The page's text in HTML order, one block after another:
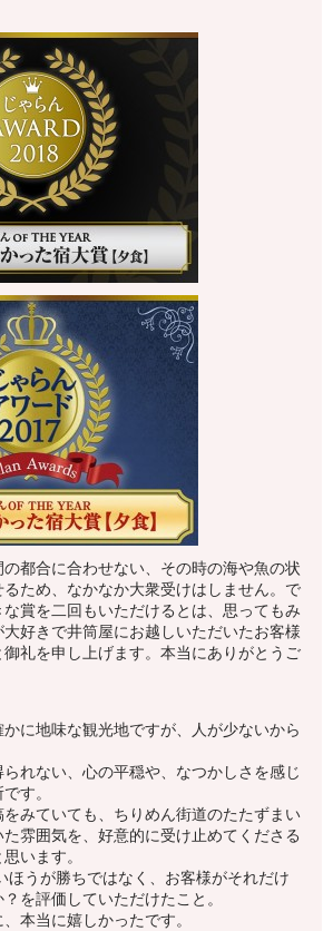
都合に合わせない、その時の海や魚の状
ため、なかなか大衆受けはしません。で
賞を二回もいただけるとは、思ってもみ
好きで井筒屋にお越しいただいたお客様
礼を申し上げます。本当にありがとうご
に地味な観光地ですが、人が少ないから
れない、心の平穏や、なつかしさを感じ
す。
みていても、ちりめん街道のたたずまい
雰囲気を、好意的に受け止めてくださる
います。
ほうが勝ちではなく、お客様がそれだけ
を評価していただけたこと。
本当に嬉しかったです。